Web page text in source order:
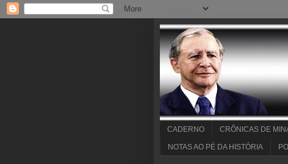
CADERNO CRÔNICAS DE
NOTAS AO PÉ DA HISTÓRIA